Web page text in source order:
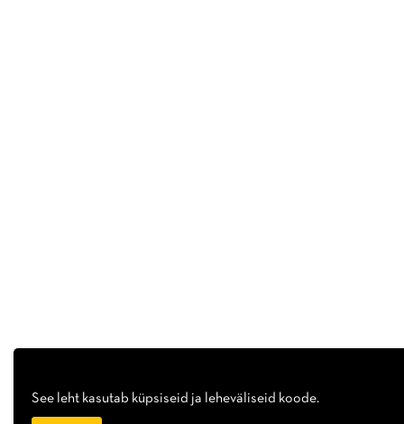
See leht kasutab küpsiseid ja leheväliseid koode.